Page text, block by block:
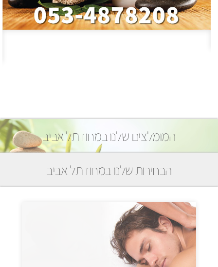
המומלצים שלנו במחוז תל אביב
הבחירות שלנו במחוז תל אביב